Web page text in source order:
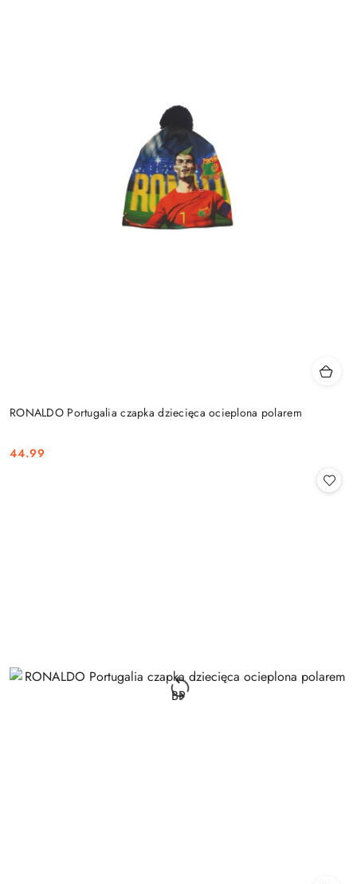
RONALDO Portugalia czapka dziecięca ocieplona polarem
Cena:
44.99